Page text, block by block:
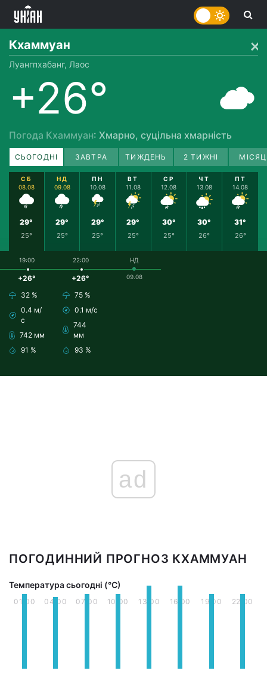
Кхаммуан
Луангпхабанг, Лаос
+26°
Погода Кхаммуан: Хмарно, суцільна хмарність
СЬОГОДНІ ЗАВТРА ТИЖДЕНЬ 2 ТИЖНІ
СБ
08.08
29°
25°
НД
09.08
29°
25°
ПН
10.08
29°
25°
ВТ
11.08
29°
25°
СР
12.08
30°
25°
ЧТ
13.08
30°
26°
ПТ
14.08
31°
26°
19:00
+26°
32 %
0.4 м/
с
742 мм
91 %
22:00
+26°
75 %
0.1 м/с
744
мм
93 %
НД
09.08
ad
ПОГОДИННИЙ ПРОГНОЗ КХАММУАН
Температура сьогодні (°С)
01:00 04:00 07:00 10:00 13:00 16:00 19:00 22:00